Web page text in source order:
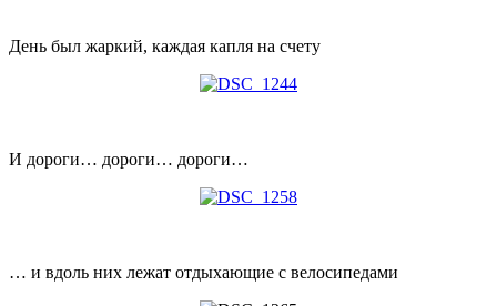
День был жаркий, каждая капля на счету
И дороги… дороги… дороги…
… и вдоль них лежат отдыхающие с велосипедами